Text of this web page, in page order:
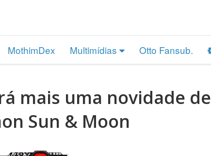
MothimDex Multimídias Otto Fansub.
mais uma novidade de
Sun & Moon